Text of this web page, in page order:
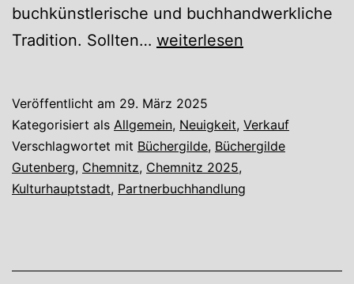
buchkünstlerische und buchhandwerkliche
Tradition. Sollten… Wir
Partnerbuchhandlung
der
Büchergilde
weiterlesen
Veröffentlicht am 29. März 2025
Kategorisiert als Allgemein, Neuigkeit, Verkauf
Verschlagwortet mit Büchergilde, Büchergilde
Gutenberg, Chemnitz, Chemnitz 2025,
Kulturhauptstadt, Partnerbuchhandlung